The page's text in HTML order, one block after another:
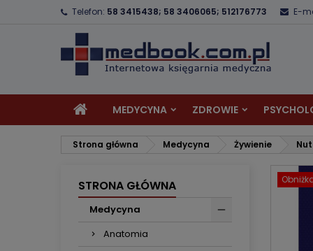
Telefon: 58 3415438; 58 3406065; 512176773 E-
MEDYCYNA ZDROWIE
Strona główna Medycyna Żywienie
STRONA GŁÓWNA
Medycyna
Anatomia